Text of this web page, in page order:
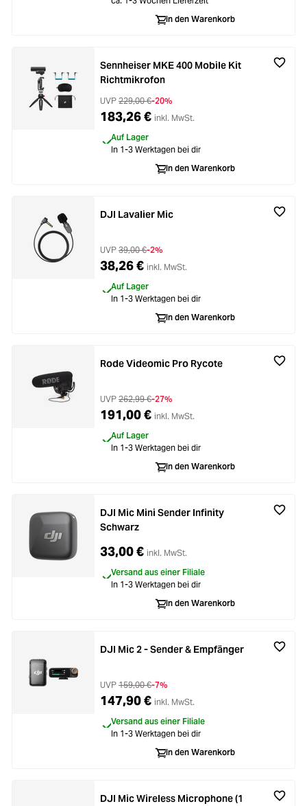
In den Warenkorb
Sennheiser MKE 400 Mobile Kit
Richtmikrofon
UVP 229,00 €-20%
183,26 € inkl. MwSt.
Auf Lager
In 1-3 Werktagen bei dir
In den Warenkorb
DJI Lavalier Mic
UVP 39,00 €-2%
38,26 € inkl. MwSt.
Auf Lager
In 1-3 Werktagen bei dir
In den Warenkorb
Rode Videomic Pro Rycote
UVP 262,99 €-27%
191,00 € inkl. MwSt.
Auf Lager
In 1-3 Werktagen bei dir
In den Warenkorb
DJI Mic Mini Sender Infinity
Schwarz
33,00 € inkl. MwSt.
Versand aus einer Filiale
In 1-3 Werktagen bei dir
In den Warenkorb
DJI Mic 2 - Sender & Empfänger
UVP 159,00 €-7%
147,90 € inkl. MwSt.
Versand aus einer Filiale
In 1-3 Werktagen bei dir
In den Warenkorb
DJI Mic Wireless Microphone (1